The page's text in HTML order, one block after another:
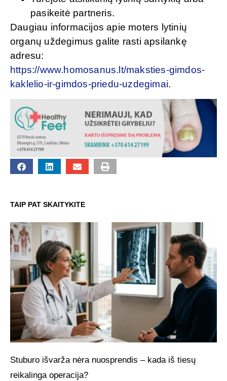
pasikeitė partneris.
Daugiau informacijos apie moters lytinių
organų uždegimus galite rasti apsilankę
adresu:
https://www.homosanus.lt/maksties-gimdos-
kaklelio-ir-gimdos-priedu-uzdegimai.
TAIP PAT SKAITYKITE
Stuburo išvarža nėra nuosprendis – kada iš tiesų
reikalinga operacija?